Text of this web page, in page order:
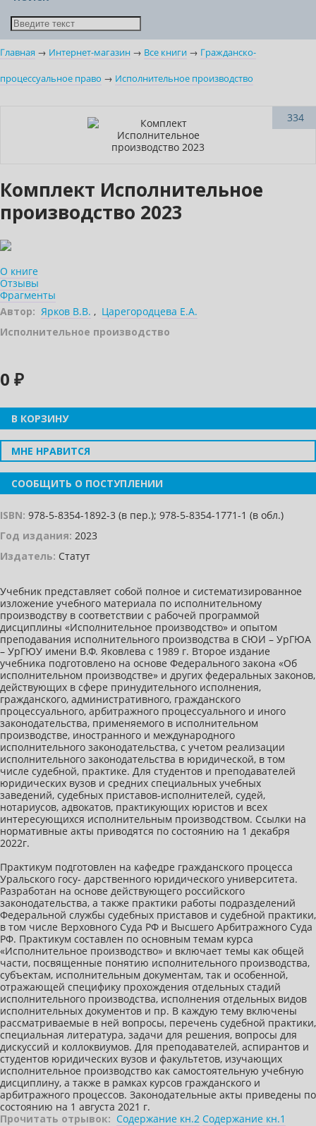
Главная → Интернет-магазин → Все книги → Гражданско-
процессуальное право → Исполнительное производство
334
Комплект Исполнительное
производство 2023
О книге
Отзывы
Фрагменты
Автор: Ярков В.В. , Царегородцева Е.А.
Исполнительное производство
0 ₽
В КОРЗИНУ
МНЕ НРАВИТСЯ
СООБЩИТЬ О ПОСТУПЛЕНИИ
ISBN: 978-5-8354-1892-3 (в пер.); 978-5-8354-1771-1 (в обл.)
Год издания: 2023
Издатель: Статут
Учебник представляет собой полное и систематизированное
изложение учебного материала по исполнительному
производству в соответствии с рабочей программой
дисциплины «Исполнительное производство» и опытом
преподавания исполнительного производства в СЮИ – УрГЮА
– УрГЮУ имени В.Ф. Яковлева с 1989 г. Второе издание
учебника подготовлено на основе Федерального закона «Об
исполнительном производстве» и других федеральных законов,
действующих в сфере принудительного исполнения,
гражданского, административного, гражданского
процессуального, арбитражного процессуального и иного
законодательства, применяемого в исполнительном
производстве, иностранного и международного
исполнительного законодательства, с учетом реализации
исполнительного законодательства в юридической, в том
числе судебной, практике. Для студентов и преподавателей
юридических вузов и средних специальных учебных
заведений, судебных приставов-исполнителей, судей,
нотариусов, адвокатов, практикующих юристов и всех
интересующихся исполнительным производством. Ссылки на
нормативные акты приводятся по состоянию на 1 декабря
2022г.
Практикум подготовлен на кафедре гражданского процесса
Уральского госу- дарственного юридического университета.
Разработан на основе действующего российского
законодательства, а также практики работы подразделений
Федеральной службы судебных приставов и судебной практики,
в том числе Верховного Суда РФ и Высшего Арбитражного Суда
РФ. Практикум составлен по основным темам курса
«Исполнительное производство» и включает темы как общей
части, посвященные понятию исполнительного производства,
субъектам, исполнительным документам, так и особенной,
отражающей специфику прохождения отдельных стадий
исполнительного производства, исполнения отдельных видов
исполнительных документов и пр. В каждую тему включены
рассматриваемые в ней вопросы, перечень судебной практики,
специальная литература, задачи для решения, вопросы для
дискуссий и коллоквиумов. Для преподавателей, аспирантов и
студентов юридических вузов и факультетов, изучающих
исполнительное производство как самостоятельную учебную
дисциплину, а также в рамках курсов гражданского и
арбитражного процессов. Законодательные акты приведены по
состоянию на 1 августа 2021 г.
Прочитать отрывок: Содержание кн.2 Содержание кн.1